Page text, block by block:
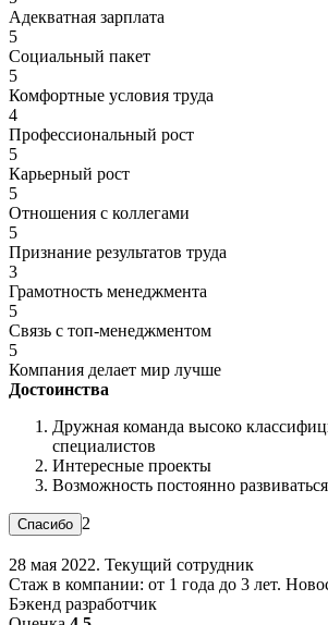
Адекватная зарплата
5
Социальный пакет
5
Комфортные условия труда
4
Профессиональный рост
5
Карьерный рост
5
Отношения с коллегами
5
Признание результатов труда
3
Грамотность менеджмента
5
Связь с топ-менеджментом
5
Компания делает мир лучше
Достоинства
Дружная команда высоко
специалистов
Интересные проекты
Возможность постоянно
2
28 мая 2022. Текущий сотрудник
Стаж в компании: от 1 года до 3 лет.
Бэкенд разработчик